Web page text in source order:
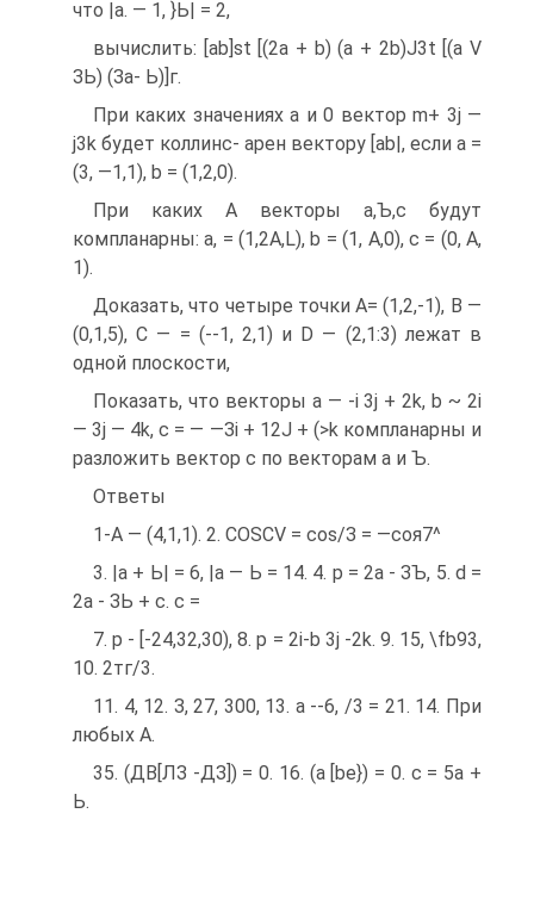
что |а. — 1, }Ь| = 2,
вычислить: [ab]st [(2а + b) (а + 2b)J3t [(а V
ЗЬ) (За- Ь)]г.
При каких значениях а и 0 вектор m+ 3j —
j3k будет коллинс- арен вектору [ab|, если а =
(3, —1,1), b = (1,2,0).
При каких А векторы а,Ъ,с будут
компланарны: а, = (1,2А,L), b = (1, А,0), с = (0, A,
1).
Доказать, что четыре точки А= (1,2,-1), В —
(0,1,5), С — = (--1, 2,1) и D — (2,1:3) лежат в
одной плоскости,
Показать, что векторы а — -i 3j + 2k, b ~ 2i
— 3j — 4k, с = — —Зі + 12J + (>k компланарны и
разложить вектор с по векторам а и Ъ.
Ответы
1-А — (4,1,1). 2. COSCV = cos/З = —соя7^
3. |а + Ь| = 6, |а — Ь = 14. 4. р = 2а - ЗЪ, 5. d =
2а - ЗЬ + с. с =
7. р - [-24,32,30), 8. р = 2i-b 3j -2k. 9. 15, \fb93,
10. 2тг/3.
11. 4, 12. З, 27, 300, 13. а --6, /3 = 21. 14. При
любых А.
35. (ДВ[ЛЗ -ДЗ]) = 0. 16. (a [be}) = 0. с = 5а +
Ь.